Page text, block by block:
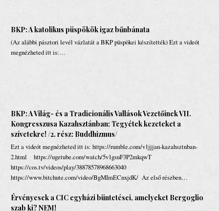
BKP: A katolikus püspökök igaz bűnbánata
(Az alábbi pásztori levél vázlatát a BKP püspökei készítették) Ezt a videót
megnézheted itt is:…
BKP: A Világ- és a Tradicionális Vallások Vezetőinek VII.
Kongresszusa Kazahsztánban; Tegyétek kezeteket a
szívetekre! /2. rész: Buddhizmus/
Ezt a videót megnézheted itt is: https://rumble.com/v1jjjan-kazahsztnban-
2.html https://ugetube.com/watch/5v1gsuF3P2mkqwT
https://cos.tv/videos/play/38878578968663040
https://www.bitchute.com/video/BgMImECnxjdK/ Az első részben…
Érvényesek a CIC egyházi büntetései, amelyeket Bergoglio
szab ki? NEM!